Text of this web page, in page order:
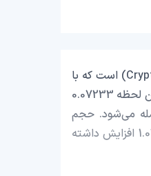
Comedian با نماد اختصاری (BAN) یک ارز دیجیتال (Digital Currency) یا رمزارز (Cryptocurrency) است که با
ارزش بازار حدود 72,797,840.92 دلار در رتبه 257 بازار رمز ارزها قرار دارد. قیمت Comedian در این لحظه 0.07233
تومان در ایران معامله می‌شود. حجم
معاملات روزانه Comedian 4,844,382.75 دلار است و قیمت Comedian در 24 ساعت اخیر، 1.02 افزایش داشته